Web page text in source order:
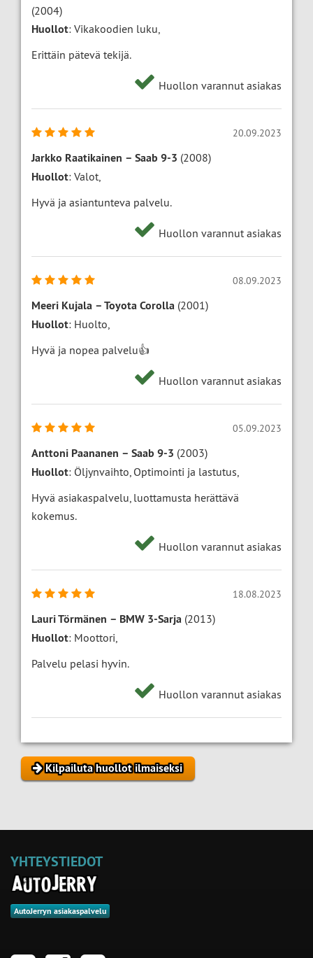
(2004)
Huollot: Vikakoodien luku,
Erittäin pätevä tekijä.
Huollon varannut asiakas
20.09.2023
Jarkko Raatikainen – Saab 9-3 (2008)
Huollot: Valot,
Hyvä ja asiantunteva palvelu.
Huollon varannut asiakas
08.09.2023
Meeri Kujala –Toyota Corolla (2001)
Huollot: Huolto,
Hyvä ja nopea palvelu👍
Huollon varannut asiakas
05.09.2023
Anttoni Paananen – Saab 9-3 (2003)
Huollot: Öljynvaihto, Optimointi ja lastutus,
Hyvä asiakaspalvelu, luottamusta herättävä
kokemus.
Huollon varannut asiakas
18.08.2023
Lauri Törmänen – BMW 3-Sarja (2013)
Huollot: Moottori,
Palvelu pelasi hyvin.
Huollon varannut asiakas
Kilpailuta huollot ilmaiseksi
YHTEYSTIEDOT
AutoJerryn asiakaspalvelu